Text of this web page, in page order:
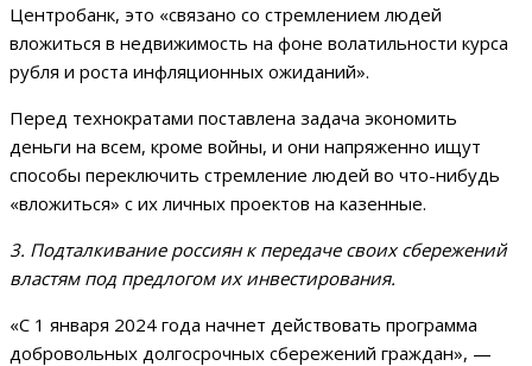
Центробанк, это «связано со стремлением людей
вложиться в недвижимость на фоне волатильности курса
рубля и роста инфляционных ожиданий».
Перед технократами поставлена задача экономить
деньги на всем, кроме войны, и они напряженно ищут
способы переключить стремление людей во что-нибудь
«вложиться» с их личных проектов на казенные.
3. Подталкивание россиян к передаче своих сбережений
властям под предлогом их инвестирования.
«С 1 января 2024 года начнет действовать программа
добровольных долгосрочных сбережений граждан», —